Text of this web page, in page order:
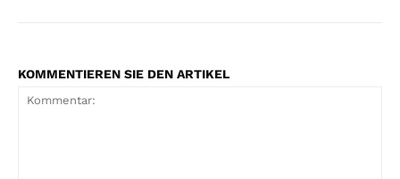
KOMMENTIEREN SIE DEN ARTIKEL